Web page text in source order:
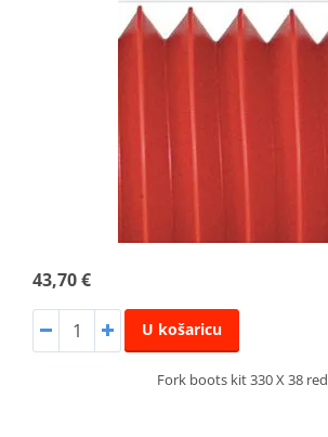
43,70 €
U košaricu
Fork boots kit 330 X 38 red